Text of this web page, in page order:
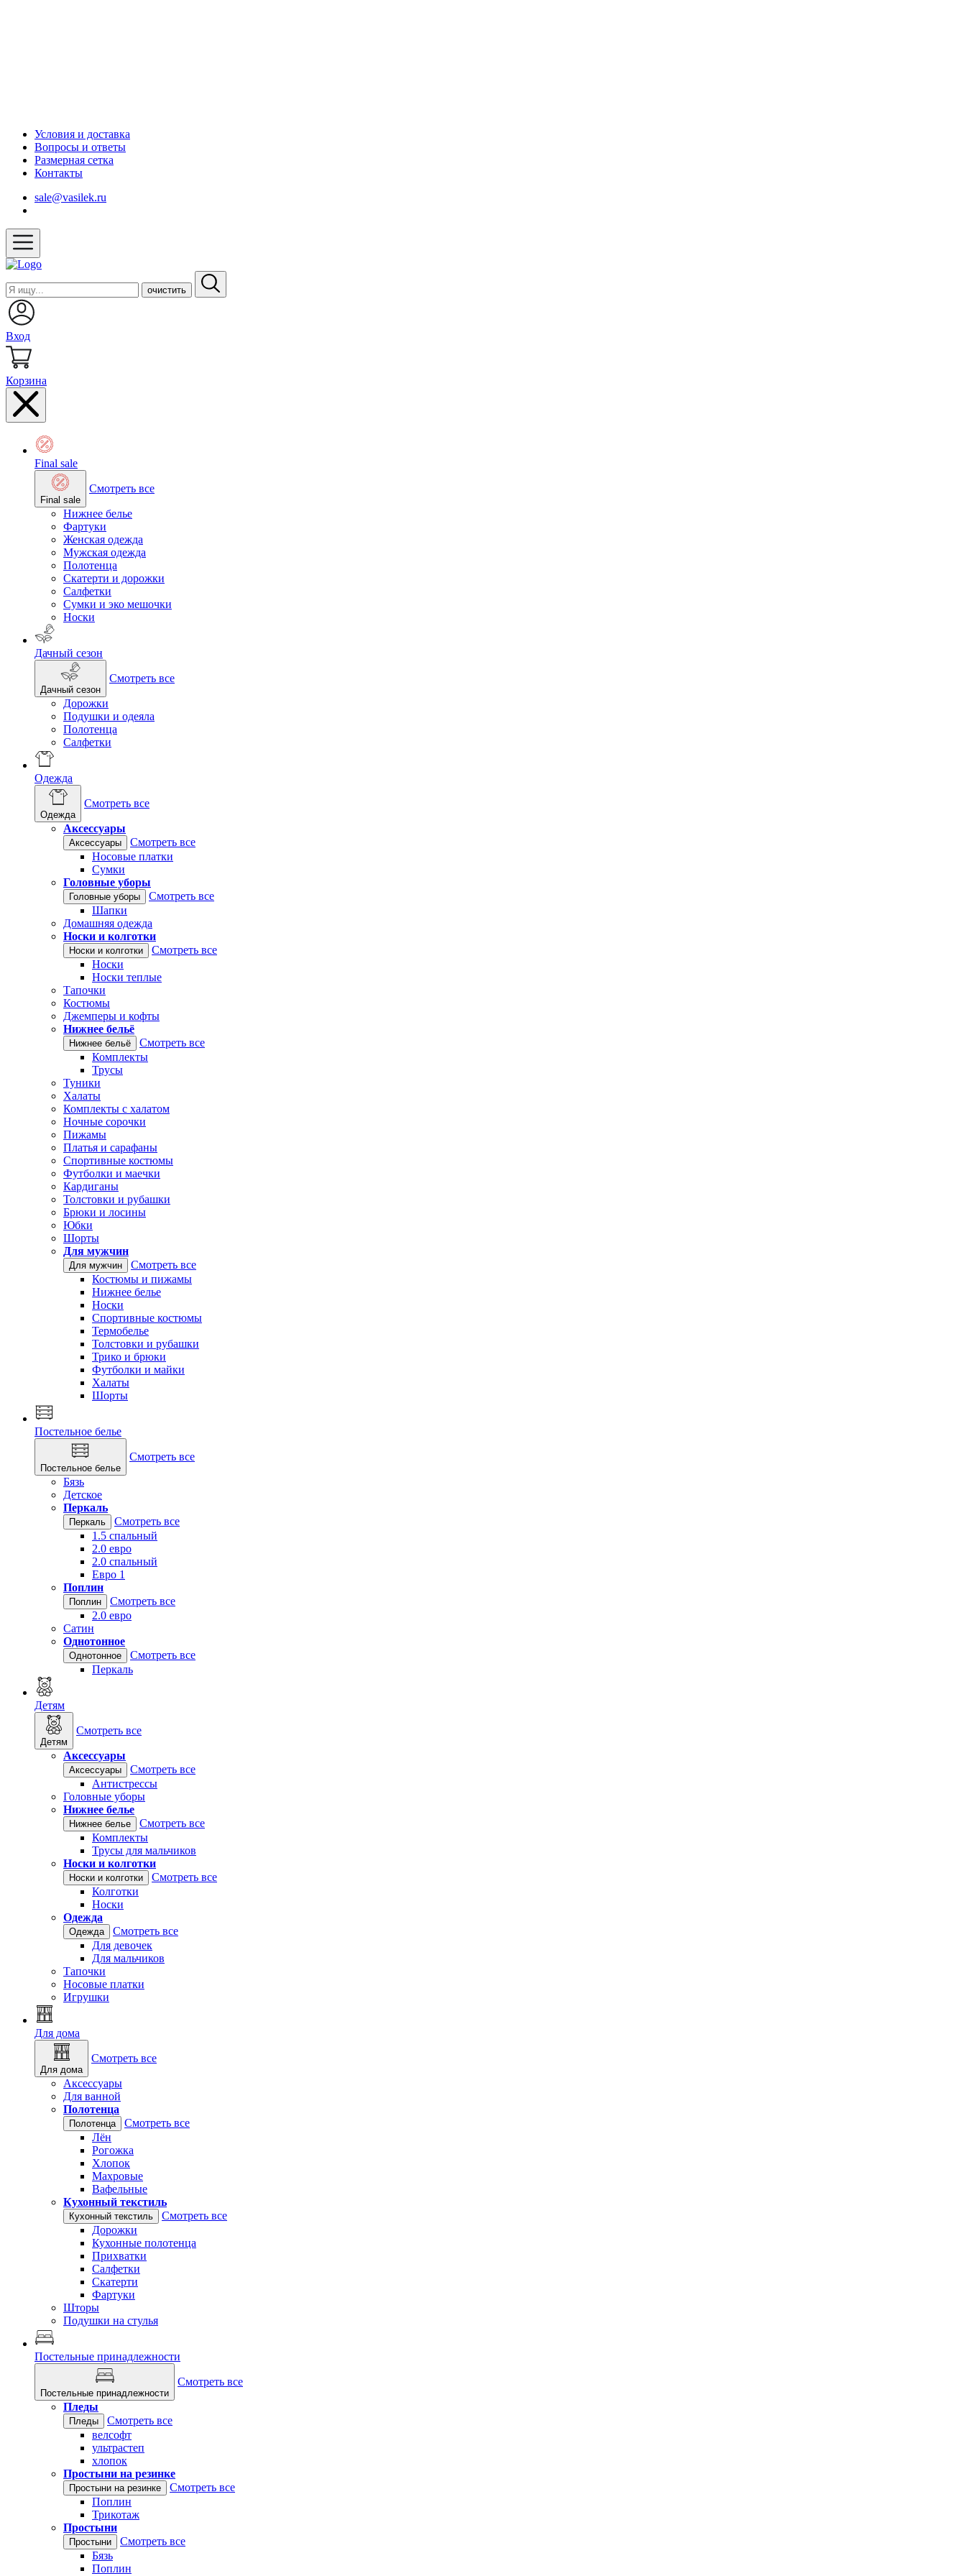
Условия и доставка
Вопросы и ответы
Размерная сетка
Контакты
sale@vasilek.ru
очистить
Вход
Корзина
Final sale
Final sale
Смотреть все
Нижнее белье
Фартуки
Женская одежда
Мужская одежда
Полотенца
Скатерти и дорожки
Салфетки
Сумки и эко мешочки
Носки
Дачный сезон
Дачный сезон
Смотреть все
Дорожки
Подушки и одеяла
Полотенца
Салфетки
Одежда
Одежда
Смотреть все
Аксессуары
Аксессуары
Смотреть все
Носовые платки
Сумки
Головные уборы
Головные уборы
Смотреть все
Шапки
Домашняя одежда
Носки и колготки
Носки и колготки
Смотреть все
Носки
Носки теплые
Тапочки
Костюмы
Джемперы и кофты
Нижнее бельё
Нижнее бельё
Смотреть все
Комплекты
Трусы
Туники
Халаты
Комплекты с халатом
Ночные сорочки
Пижамы
Платья и сарафаны
Спортивные костюмы
Футболки и маечки
Кардиганы
Толстовки и рубашки
Брюки и лосины
Юбки
Шорты
Для мужчин
Для мужчин
Смотреть все
Костюмы и пижамы
Нижнее белье
Носки
Спортивные костюмы
Термобелье
Толстовки и рубашки
Трико и брюки
Футболки и майки
Халаты
Шорты
Постельное белье
Постельное белье
Смотреть все
Бязь
Детское
Перкаль
Перкаль
Смотреть все
1.5 спальный
2.0 евро
2.0 спальный
Евро 1
Поплин
Поплин
Смотреть все
2.0 евро
Сатин
Однотонное
Однотонное
Смотреть все
Перкаль
Детям
Детям
Смотреть все
Аксессуары
Аксессуары
Смотреть все
Антистрессы
Головные уборы
Нижнее белье
Нижнее белье
Смотреть все
Комплекты
Трусы для мальчиков
Носки и колготки
Носки и колготки
Смотреть все
Колготки
Носки
Одежда
Одежда
Смотреть все
Для девочек
Для мальчиков
Тапочки
Носовые платки
Игрушки
Для дома
Для дома
Смотреть все
Аксессуары
Для ванной
Полотенца
Полотенца
Смотреть все
Лён
Рогожка
Хлопок
Махровые
Вафельные
Кухонный текстиль
Кухонный текстиль
Смотреть все
Дорожки
Кухонные полотенца
Прихватки
Салфетки
Скатерти
Фартуки
Шторы
Подушки на стулья
Постельные принадлежности
Постельные принадлежности
Смотреть все
Пледы
Пледы
Смотреть все
велсофт
ультрастеп
хлопок
Простыни на резинке
Простыни на резинке
Смотреть все
Поплин
Трикотаж
Простыни
Простыни
Смотреть все
Бязь
Поплин